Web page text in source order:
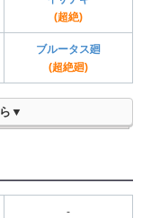
(超絶)
ブルータス廻
(超絶廻)
▼
-